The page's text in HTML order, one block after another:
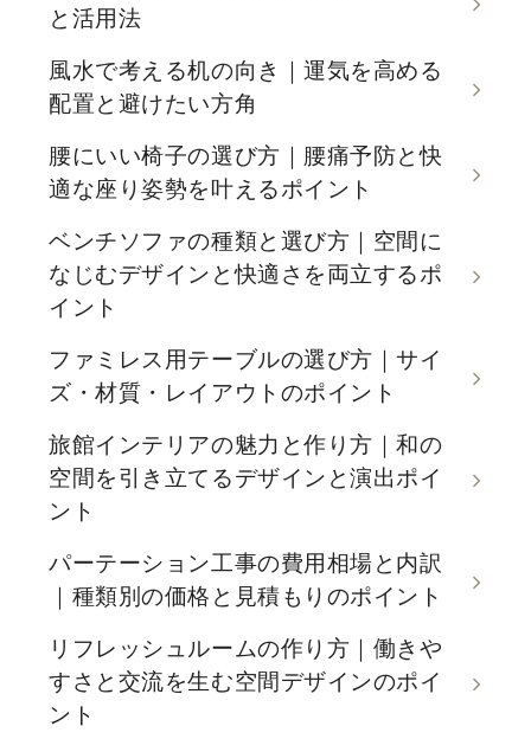
と活用法
風水で考える机の向き｜運気を高める
配置と避けたい方角
腰にいい椅子の選び方｜腰痛予防と快
適な座り姿勢を叶えるポイント
ベンチソファの種類と選び方｜空間に
なじむデザインと快適さを両立するポ
イント
ファミレス用テーブルの選び方｜サイ
ズ・材質・レイアウトのポイント
旅館インテリアの魅力と作り方｜和の
空間を引き立てるデザインと演出ポイ
ント
パーテーション工事の費用相場と内訳
｜種類別の価格と見積もりのポイント
リフレッシュルームの作り方｜働きや
すさと交流を生む空間デザインのポイ
ント